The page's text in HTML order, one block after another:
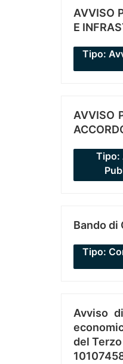
AVVISO
E
Tipo:
AVVISO
Tipo:
Bando di
Tipo:
Avviso
del